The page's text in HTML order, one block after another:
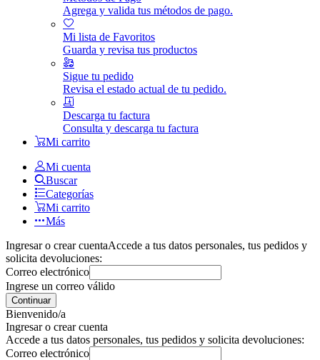
Agrega y valida tus métodos de pago.
Mi lista de Favoritos
Guarda y revisa tus productos
Sigue tu pedido
Revisa el estado actual de tu pedido.
Descarga tu factura
Consulta y descarga tu factura
Mi carrito
Mi cuenta
Buscar
Categorías
Mi carrito
Más
Ingresar o crear cuentaAccede a tus datos personales, tus pedidos y
solicita devoluciones:
Correo electrónico
Ingrese un correo válido
Continuar
Bienvenido/a
Ingresar o crear cuenta
Accede a tus datos personales, tus pedidos y solicita devoluciones:
Correo electrónico